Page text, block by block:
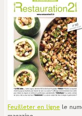
Feuilleter en ligne le